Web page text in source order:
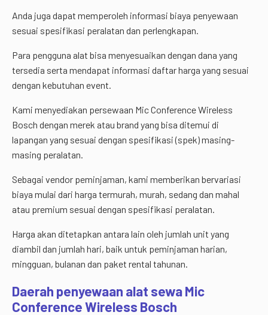
Anda juga dapat memperoleh informasi biaya penyewaan
sesuai spesifikasi peralatan dan perlengkapan.
Para pengguna alat bisa menyesuaikan dengan dana yang
tersedia serta mendapat informasi daftar harga yang sesuai
dengan kebutuhan event.
Kami menyediakan persewaan Mic Conference Wireless
Bosch dengan merek atau brand yang bisa ditemui di
lapangan yang sesuai dengan spesifikasi (spek) masing-
masing peralatan.
Sebagai vendor peminjaman, kami memberikan bervariasi
biaya mulai dari harga termurah, murah, sedang dan mahal
atau premium sesuai dengan spesifikasi peralatan.
Harga akan ditetapkan antara lain oleh jumlah unit yang
diambil dan jumlah hari, baik untuk peminjaman harian,
mingguan, bulanan dan paket rental tahunan.
Daerah penyewaan alat sewa Mic
Conference Wireless Bosch